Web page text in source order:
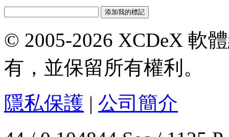
© 2005-2026 XCDeX 軟
有，並保留所有權利。
隱私保護 | 公司簡介